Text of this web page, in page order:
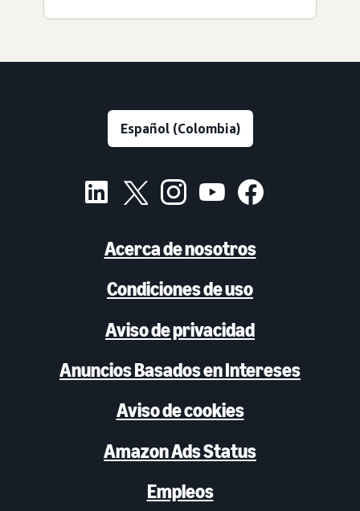
Acerca de nosotros
Condiciones de uso
Aviso de privacidad
Anuncios Basados en Intereses
Aviso de cookies
Amazon Ads Status
Empleos